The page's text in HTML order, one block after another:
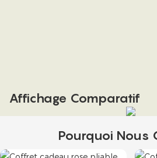
Affichage Comparatif
Pourquoi Nous